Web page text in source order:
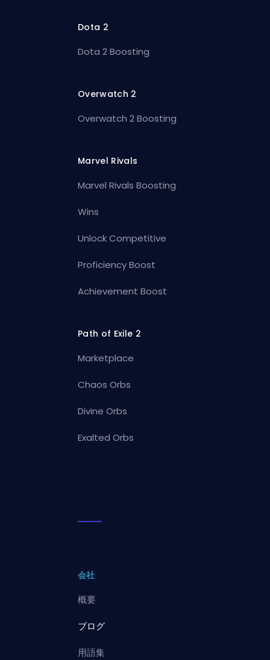
Dota 2
Dota 2 Boosting
Overwatch 2
Overwatch 2 Boosting
Marvel Rivals
Marvel Rivals Boosting
Wins
Unlock Competitive
Proficiency Boost
Achievement Boost
Path of Exile 2
Marketplace
Chaos Orbs
Divine Orbs
Exalted Orbs
会社
概要
ブログ
用語集